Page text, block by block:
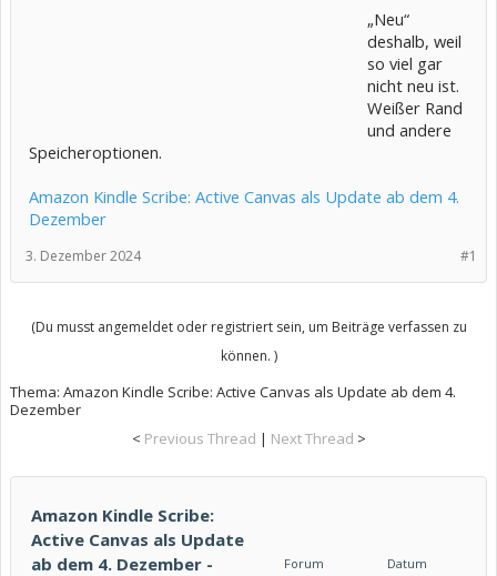
„Neu“
deshalb, weil
so viel gar
nicht neu ist.
Weißer Rand
und andere
Speicheroptionen.
Amazon Kindle Scribe: Active Canvas als Update ab dem 4.
Dezember
#1
3. Dezember 2024
(Du musst angemeldet oder registriert sein, um Beiträge verfassen zu
können. )
Thema: Amazon Kindle Scribe: Active Canvas als Update ab dem 4.
Dezember
< Previous Thread | Next Thread >
Amazon Kindle Scribe:
Active Canvas als Update
ab dem 4. Dezember -
Forum Datum